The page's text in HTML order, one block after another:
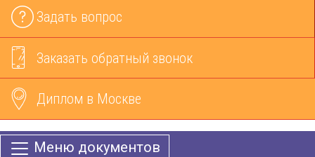
Задать вопрос
Заказать обратный звонок
Диплом в Москве
Меню документов